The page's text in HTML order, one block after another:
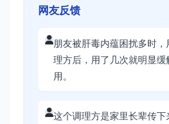
网友反馈
朋友被肝毒内蕴困扰多时
理方后，用了几次就明显
用。
这个调理方是家里长辈传